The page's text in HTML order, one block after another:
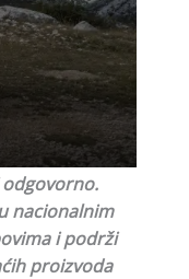
nacionalnim
i podrži
proizvoda